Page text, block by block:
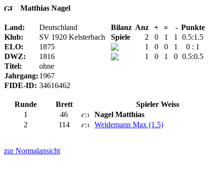
Matthias Nagel
Land: Deutschland Bilanz Anz + = - Punkte
Klub:
SV 1920 Kelsterbach Spiele 2 0 1 1
0.5:1.5
ELO:
1875 1 0 0 1
0 : 1
DWZ:
1816 1 0 1 0 0.5:0.5
Titel:
ohne
Jahrgang: 1967
FIDE-ID: 34616462
Runde Brett
Spieler Weiss
1
46
Nagel Matthias
2
114 Weidemann Max (1.5)
zur Normalansicht